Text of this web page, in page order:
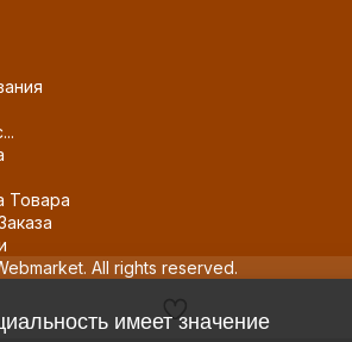
Товара
All rights reserved.
имеет значение